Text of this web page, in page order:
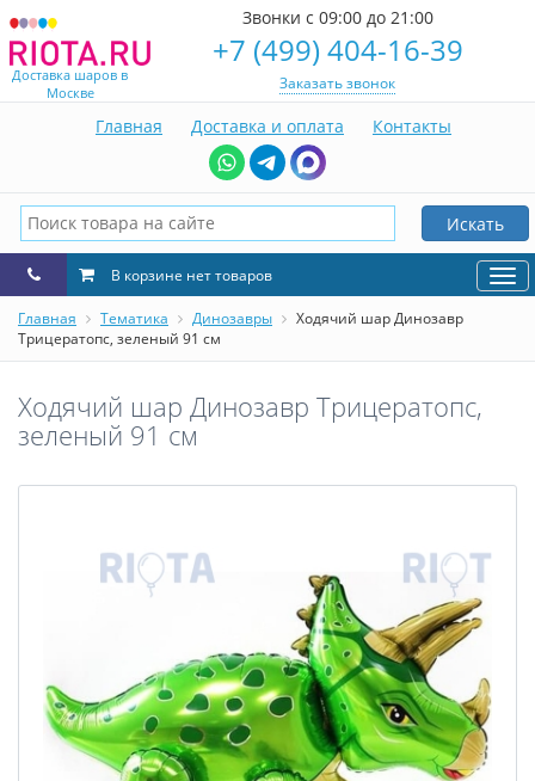
Доставка шаров в
Москве
Звонки с 09:00 до 21:00
+7 (499) 404-16-39
Заказать звонок
Главная Доставка и оплата Контакты
Искать
В корзине нет товаров
Главная Тематика Динозавры
Ходячий шар Динозавр
Трицератопс, зеленый 91 см
Ходячий шар Динозавр Трицератопс,
зеленый 91 см